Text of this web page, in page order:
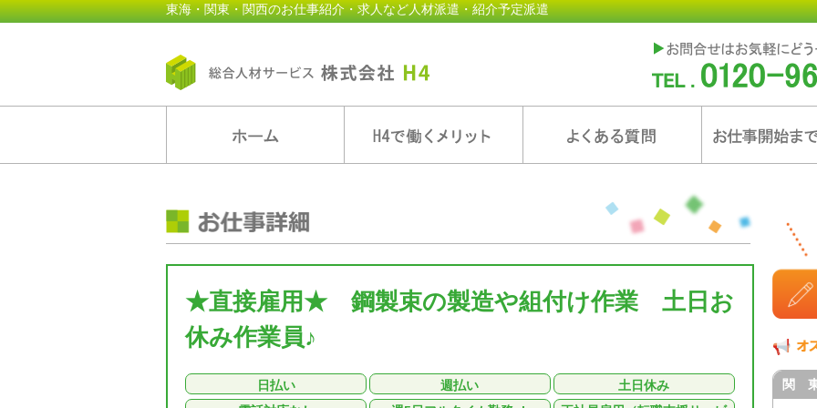
東海・関東・関西のお仕事紹介・求人など人材派遣・紹介予定派遣
★直接雇用★ 鋼製束の製造や組付け作業 土日お
休み作業員♪
日払い 週払い
土日休み
関